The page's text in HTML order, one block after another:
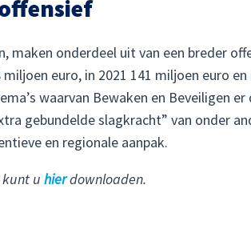
maken onderdeel uit van een breder
euro, in 2021 141 miljoen euro
waarvan Bewaken en Beveiligen er
gebundelde slagkracht” van onder
en regionale aanpak.
kunt u hierdownloaden.